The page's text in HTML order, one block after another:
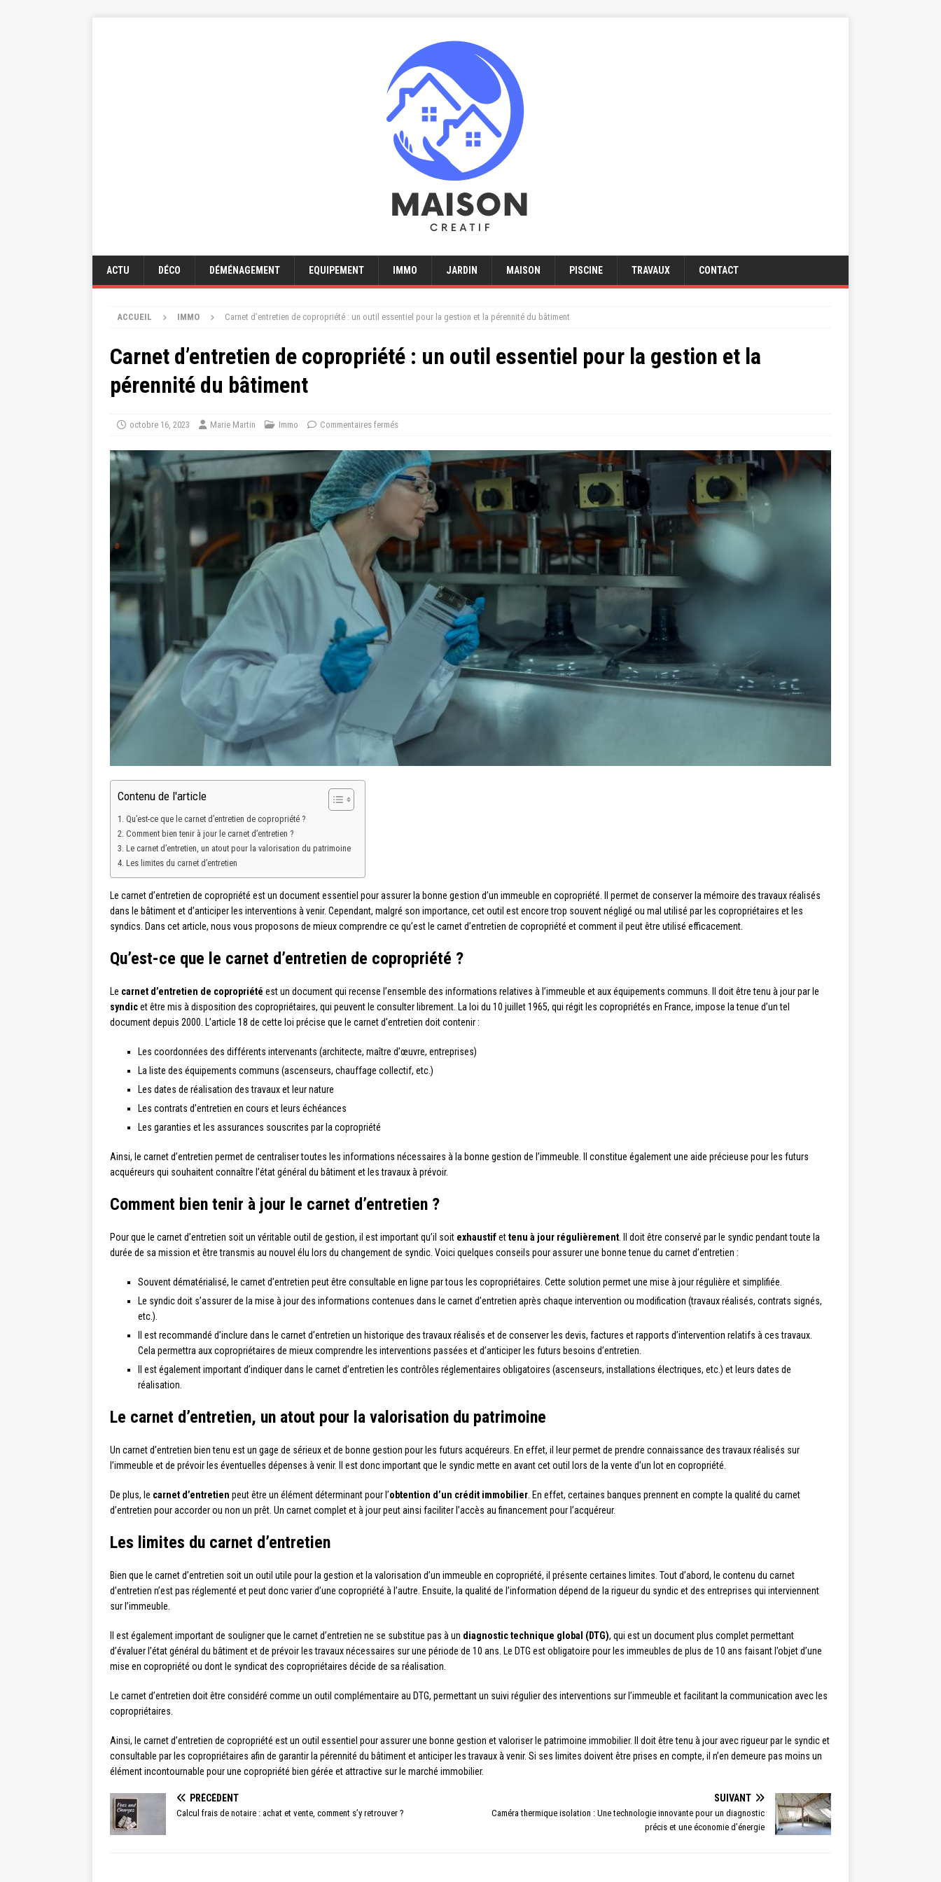
ACTU DÉCO DÉMÉNAGEMENT EQUIPEMENT IMMO JARDIN MAISON PISCINE TRAVAUX CONTACT
ACCUEIL IMMO Carnet d’entretien de copropriété : un outil essentiel pour la gestion et la pérennité du bâtiment
Carnet d’entretien de copropriété : un outil essentiel pour la gestion et la
pérennité du bâtiment
octobre 16, 2023 Marie Martin Immo Commentaires fermés
Contenu de l'article
Qu’est-ce que le carnet d’entretien de copropriété ?
Comment bien tenir à jour le carnet d’entretien ?
Le carnet d’entretien, un atout pour la valorisation du patrimoine
Les limites du carnet d’entretien
Le carnet d’entretien de copropriété est un document essentiel pour assurer la bonne gestion d’un immeuble en copropriété. Il permet de conserver la mémoire des travaux réalisés
dans le bâtiment et d’anticiper les interventions à venir. Cependant, malgré son importance, cet outil est encore trop souvent négligé ou mal utilisé par les copropriétaires et les
syndics. Dans cet article, nous vous proposons de mieux comprendre ce qu’est le carnet d’entretien de copropriété et comment il peut être utilisé efficacement.
Qu’est-ce que le carnet d’entretien de copropriété ?
Le carnet d’entretien de copropriété est un document qui recense l’ensemble des informations relatives à l’immeuble et aux équipements communs. Il doit être tenu à jour par le
syndicet être mis à disposition des copropriétaires, qui peuvent le consulter librement. La loi du 10 juillet 1965, qui régit les copropriétés en France, impose la tenue d’un tel
document depuis 2000. L’article 18 de cette loi précise que le carnet d’entretien doit contenir :
Les coordonnées des différents intervenants (architecte, maître d’œuvre, entreprises)
La liste des équipements communs (ascenseurs, chauffage collectif, etc.)
Les dates de réalisation des travaux et leur nature
Les contrats d’entretien en cours et leurs échéances
Les garanties et les assurances souscrites par la copropriété
Ainsi, le carnet d’entretien permet de centraliser toutes les informations nécessaires à la bonne gestion de l’immeuble. Il constitue également une aide précieuse pour les futurs
acquéreurs qui souhaitent connaître l’état général du bâtiment et les travaux à prévoir.
Comment bien tenir à jour le carnet d’entretien ?
Pour que le carnet d’entretien soit un véritable outil de gestion, il est important qu’il soit exhaustifettenu à jour régulièrement . Il doit être conservé par le syndic pendant toute la
durée de sa mission et être transmis au nouvel élu lors du changement de syndic. Voici quelques conseils pour assurer une bonne tenue du carnet d’entretien :
Souvent dématérialisé, le carnet d’entretien peut être consultable en ligne par tous les copropriétaires. Cette solution permet une mise à jour régulière et simplifiée.
Le syndic doit s’assurer de la mise à jour des informations contenues dans le carnet d’entretien après chaque intervention ou modification (travaux réalisés, contrats signés,
etc.).
Il est recommandé d’inclure dans le carnet d’entretien un historique des travaux réalisés et de conserver les devis, factures et rapports d’intervention relatifs à ces travaux.
Cela permettra aux copropriétaires de mieux comprendre les interventions passées et d’anticiper les futurs besoins d’entretien.
Il est également important d’indiquer dans le carnet d’entretien les contrôles réglementaires obligatoires (ascenseurs, installations électriques, etc.) et leurs dates de
réalisation.
Le carnet d’entretien, un atout pour la valorisation du patrimoine
Un carnet d’entretien bien tenu est un gage de sérieux et de bonne gestion pour les futurs acquéreurs. En effet, il leur permet de prendre connaissance des travaux réalisés sur
l’immeuble et de prévoir les éventuelles dépenses à venir. Il est donc important que le syndic mette en avant cet outil lors de la vente d’un lot en copropriété.
De plus, le carnet d’entretien peut être un élément déterminant pour l’obtention d’un crédit immobilier . En effet, certaines banques prennent en compte la qualité du carnet
d’entretien pour accorder ou non un prêt. Un carnet complet et à jour peut ainsi faciliter l’accès au financement pour l’acquéreur.
Les limites du carnet d’entretien
Bien que le carnet d’entretien soit un outil utile pour la gestion et la valorisation d’un immeuble en copropriété, il présente certaines limites. Tout d’abord, le contenu du carnet
d’entretien n’est pas réglementé et peut donc varier d’une copropriété à l’autre. Ensuite, la qualité de l’information dépend de la rigueur du syndic et des entreprises qui interviennent
sur l’immeuble.
Il est également important de souligner que le carnet d’entretien ne se substitue pas à un diagnostic technique global (DTG), qui est un document plus complet permettant
d’évaluer l’état général du bâtiment et de prévoir les travaux nécessaires sur une période de 10 ans. Le DTG est obligatoire pour les immeubles de plus de 10 ans faisant l’objet d’une
mise en copropriété ou dont le syndicat des copropriétaires décide de sa réalisation.
Le carnet d’entretien doit être considéré comme un outil complémentaire au DTG, permettant un suivi régulier des interventions sur l’immeuble et facilitant la communication avec les
copropriétaires.
Ainsi, le carnet d’entretien de copropriété est un outil essentiel pour assurer une bonne gestion et valoriser le patrimoine immobilier. Il doit être tenu à jour avec rigueur par le syndic et
consultable par les copropriétaires afin de garantir la pérennité du bâtiment et anticiper les travaux à venir. Si ses limites doivent être prises en compte, il n’en demeure pas moins un
élément incontournable pour une copropriété bien gérée et attractive sur le marché immobilier.
PRÉCÉDENT
Calcul frais de notaire : achat et vente, comment s’y retrouver ?
SUIVANT
Caméra thermique isolation : Une technologie innovante pour un diagnostic
précis et une économie d’énergie